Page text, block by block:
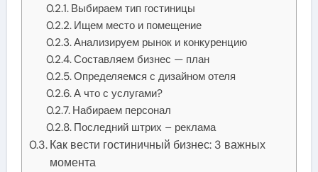
Выбираем тип гостиницы
Ищем место и помещение
Анализируем рынок и конкуренцию
Составляем бизнес — план
Определяемся с дизайном отеля
А что с услугами?
Набираем персонал
Последний штрих – реклама
Как вести гостиничный бизнес: 3 важных
момента